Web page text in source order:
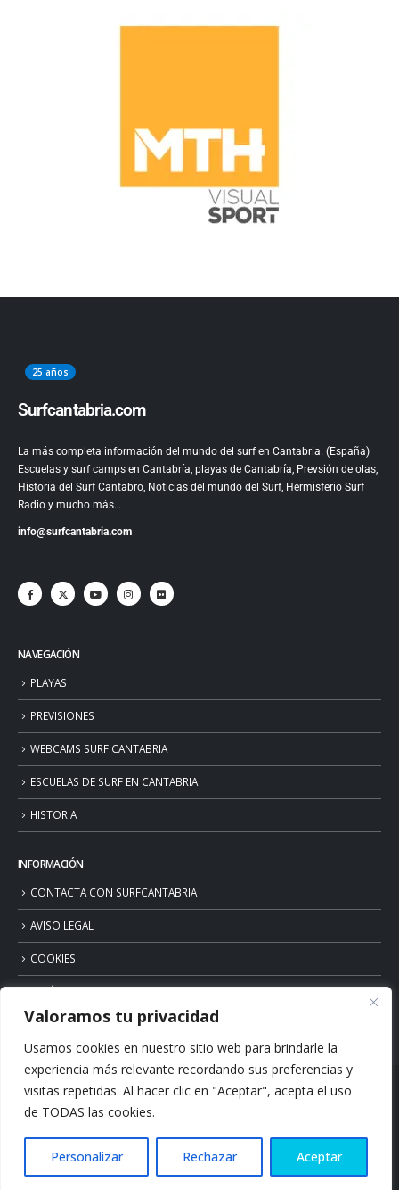
Valoramos tu privacidad
Usamos cookies en nuestro sitio web para brindarle la
experiencia más relevante recordando sus preferencias y
visitas repetidas. Al hacer clic en "Aceptar", acepta el uso
de TODAS las cookies.
Personalizar Rechazar Aceptar
25 años
Surfcantabria.com
La más completa información del mundo del surf en Cantabria. (España)
Escuelas y surf camps en Cantabría, playas de Cantabría, Prevsión de olas,
Historia del Surf Cantabro, Noticias del mundo del Surf, Hermisferio Surf
Radio y mucho más…
info@surfcantabria.com
NAVEGACIÓN
PLAYAS
PREVISIONES
WEBCAMS SURF CANTABRIA
ESCUELAS DE SURF EN CANTABRIA
HISTORIA
INFORMACIÓN
CONTACTA CON SURFCANTABRIA
AVISO LEGAL
COOKIES
POLÍTICA DE PRIVACIDAD
© Copyright 2026. Surfcantabria.com. All Rights Reserved.